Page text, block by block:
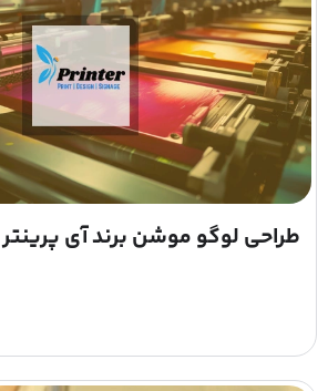
طراحی لوگو موشن برند آی پرینتر